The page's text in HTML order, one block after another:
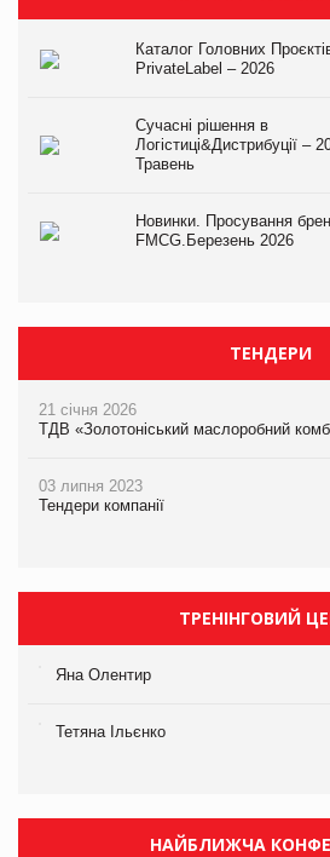
Каталог Головних
PrivateLabel – 2026
Сучасні рішення в
Логістиці&Дистрибуції –
Травень
Новинки. Просування
FMCG.Березень 2026
ТЕНДЕРИ
21 січня 2026
ТДВ «Золотоніський маслоробний
03 липня 2023
Тендери компанії
ТРЕНІНГОВИЙ
Яна Олентир
Тетяна Ільєнко
НАЙБЛИЖЧА